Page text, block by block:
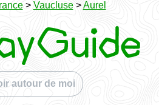
> Vaucluse>Aurel
autour de moi